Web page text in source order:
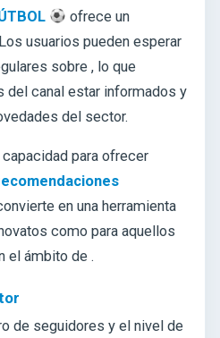
ofrece un
usuarios pueden esperar
sobre , lo que
del canal estar informados y
del sector.
para ofrecer
en una herramienta
como para aquellos
el ámbito de .
de seguidores y el nivel de